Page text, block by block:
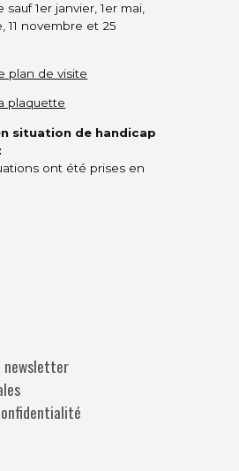
sauf 1er janvier, 1er mai,
11 novembre et 25
plan de visite
plaquette
situation de handicap
ont été prises en
newsletter